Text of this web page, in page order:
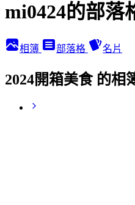
mi0424的部落
相簿 部落格 名片
2024開箱美食 的相